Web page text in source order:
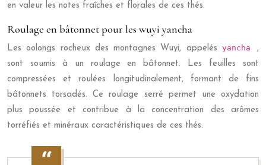
en valeur les notes fraîches et florales de ces thés.
Roulage en bâtonnet pour les wuyi yancha
Les oolongs rocheux des montagnes Wuyi, appelés yancha ,
sont soumis à un roulage en bâtonnet. Les feuilles sont
compressées et roulées longitudinalement, formant de fins
bâtonnets torsadés. Ce roulage serré permet une oxydation
plus poussée et contribue à la concentration des arômes
torréfiés et minéraux caractéristiques de ces thés.